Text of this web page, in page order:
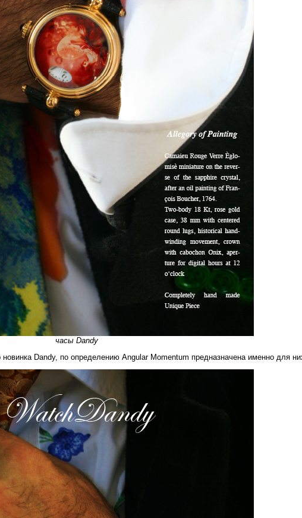
часы Dandy
Dandy, по определению Angular Momentum предназначена именно для